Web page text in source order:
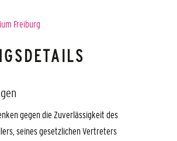
Freiburg
gegen die Zuverlässigkeit des
seines gesetzlichen Vertreters